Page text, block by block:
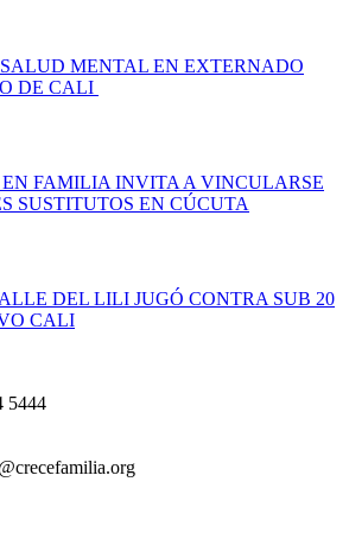
MENTAL EN EXTERNADO
DE CALI
EN FAMILIA INVITA A VINCULARSE
SUSTITUTOS EN CÚCUTA
DEL LILI JUGÓ CONTRA SUB 20
CALI
5444